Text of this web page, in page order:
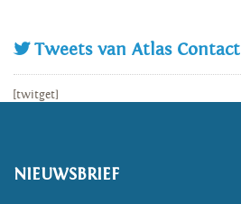
Tweets van Atlas Contact
[twitget]
NIEUWSBRIEF